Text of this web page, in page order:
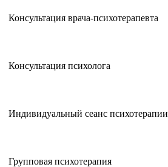
Консультация врача-психотерапевта
Консультация психолога
Индивидуальный сеанс психотерапии
Групповая психотерапия